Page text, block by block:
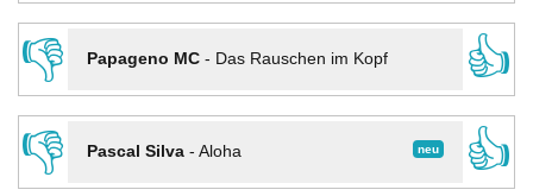
👎
Papageno MC- Das Rauschen im Kopf
👍
👎
neu
Pascal Silva- Aloha
👍